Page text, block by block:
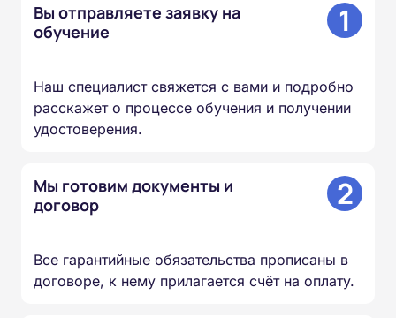
Вы отправляете заявку на
обучение
1
Наш специалист свяжется с вами и подробно
расскажет о процессе обучения и получении
удостоверения.
Мы готовим документы и
договор
2
Все гарантийные обязательства прописаны в
договоре, к нему прилагается счёт на оплату.